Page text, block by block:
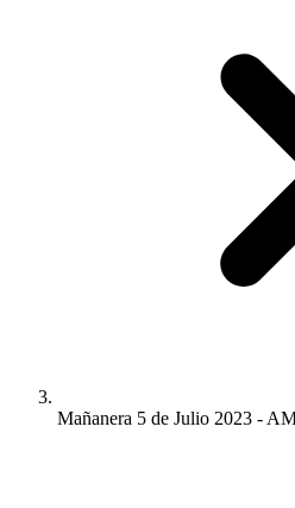
Mañanera 5 de Julio 2023 -